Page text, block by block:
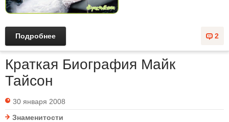
2
Подробнее
Краткая Биография Майк
Тайсон
30 января 2008
Знаменитости